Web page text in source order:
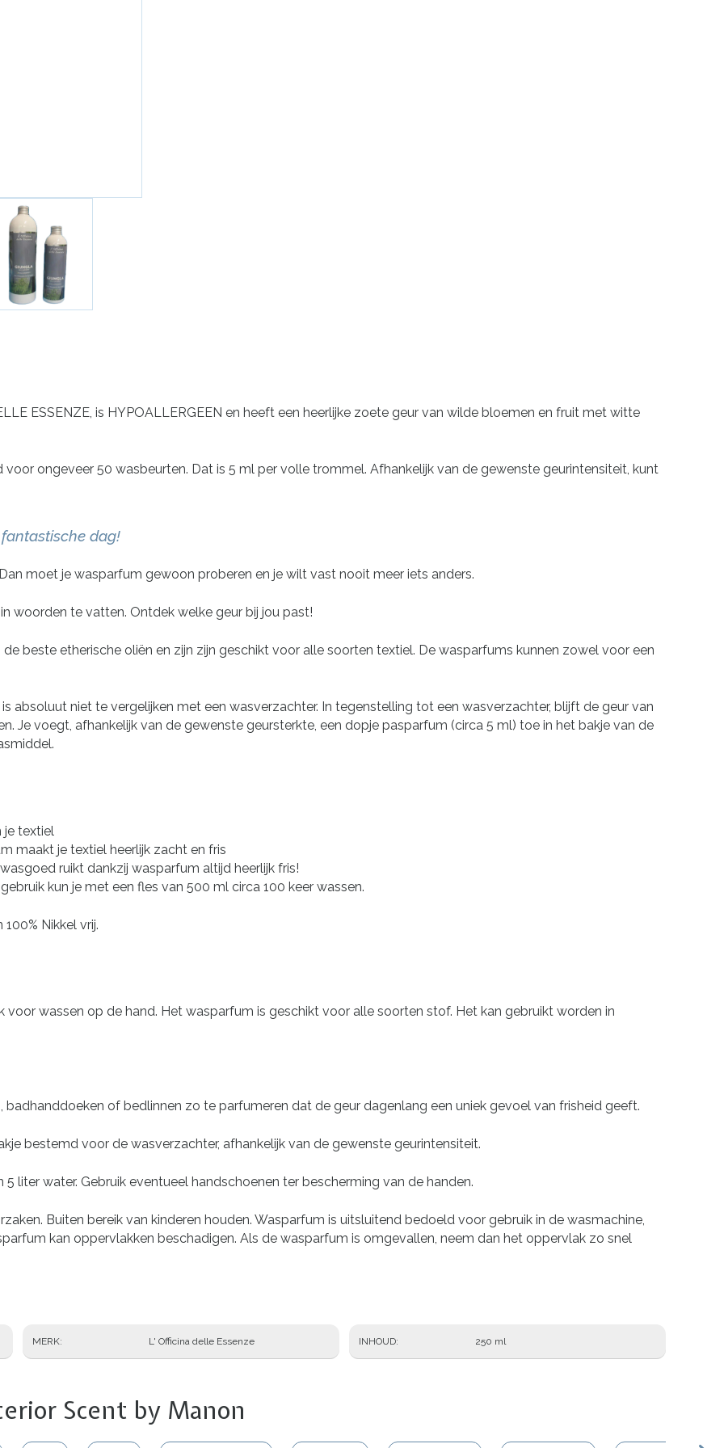
ESSENZE, is HYPOALLERGEEN en heeft een heerlijke zoete geur van wilde bloemen en fruit met witte
ongeveer 50 wasbeurten. Dat is 5 ml per volle trommel. Afhankelijk van de gewenste geurintensiteit, kunt
dag!
moet je wasparfum gewoon proberen en je wilt vast nooit meer iets anders.
woorden te vatten. Ontdek welke geur bij jou past!
beste etherische oliën en zijn zijn geschikt voor alle soorten textiel. De wasparfums kunnen zowel voor een
absoluut niet te vergelijken met een wasverzachter. In tegenstelling tot een wasverzachter, blijft de geur van
Je voegt, afhankelijk van de gewenste geursterkte, een dopje pasparfum (circa 5 ml) toe in het bakje van de
je textiel
maakt je textiel heerlijk zacht en fris
ruikt dankzij wasparfum altijd heerlijk fris!
kun je met een fles van 500 ml circa 100 keer wassen.
Nikkel vrij.
voor wassen op de hand. Het wasparfum is geschikt voor alle soorten stof. Het kan gebruikt worden in
of bedlinnen zo te parfumeren dat de geur dagenlang een uniek gevoel van frisheid geeft.
bestemd voor de wasverzachter, afhankelijk van de gewenste geurintensiteit.
liter water. Gebruik eventueel handschoenen ter bescherming van de handen.
Buiten bereik van kinderen houden. Wasparfum is uitsluitend bedoeld voor gebruik in de wasmachine,
kan oppervlakken beschadigen. Als de wasparfum is omgevallen, neem dan het oppervlak zo snel
MERK L' Officina delle Essenze INHOUD 250 ml
Scent by Manon